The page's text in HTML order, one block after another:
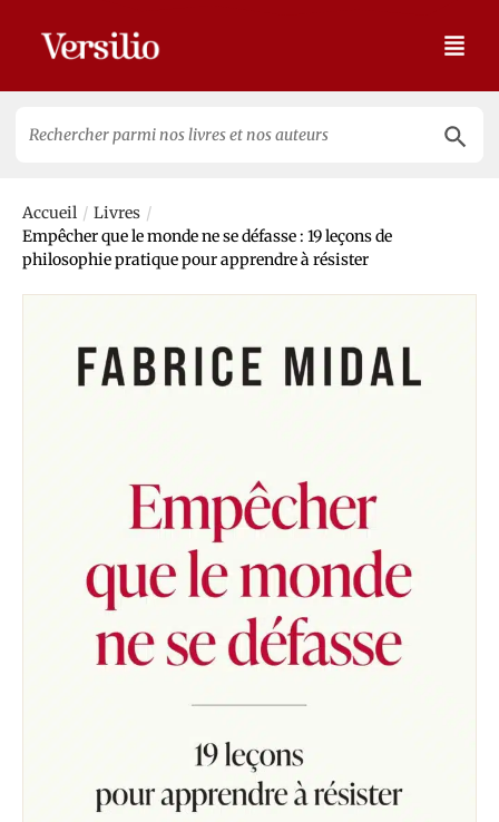
for:
Accueil / Livres /
Empêcher que le monde ne se défasse : 19 leçons de
philosophie pratique pour apprendre à résister